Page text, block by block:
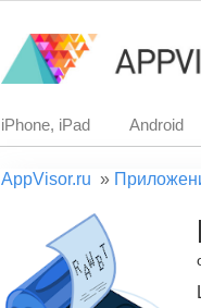
iPhone, iPad Android
AppVisor.ru »